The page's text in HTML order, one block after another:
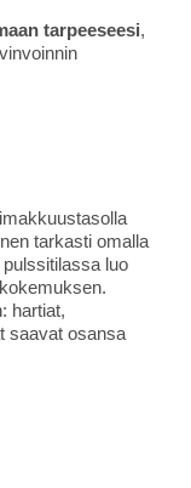
tarpeeseesi,
tarkasti omalla
luo
hartiat,
saavat osansa